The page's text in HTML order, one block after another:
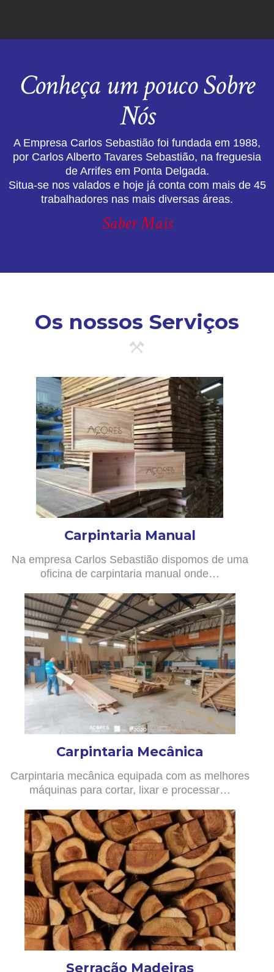
Conheça um pouco Sobre
Nós
A Empresa Carlos Sebastião foi fundada em 1988,
por Carlos Alberto Tavares Sebastião, na freguesia
de Arrifes em Ponta Delgada.
Situa-se nos valados e hoje já conta com mais de 45
trabalhadores nas mais diversas áreas.
Saber Mais
Os nossos Serviços
Carpintaria Manual
Na empresa Carlos Sebastião dispomos de uma
oficina de carpintaria manual onde…
Carpintaria Mecânica
Carpintaria mecânica equipada com as melhores
máquinas para cortar, lixar e processar…
Serração Madeiras